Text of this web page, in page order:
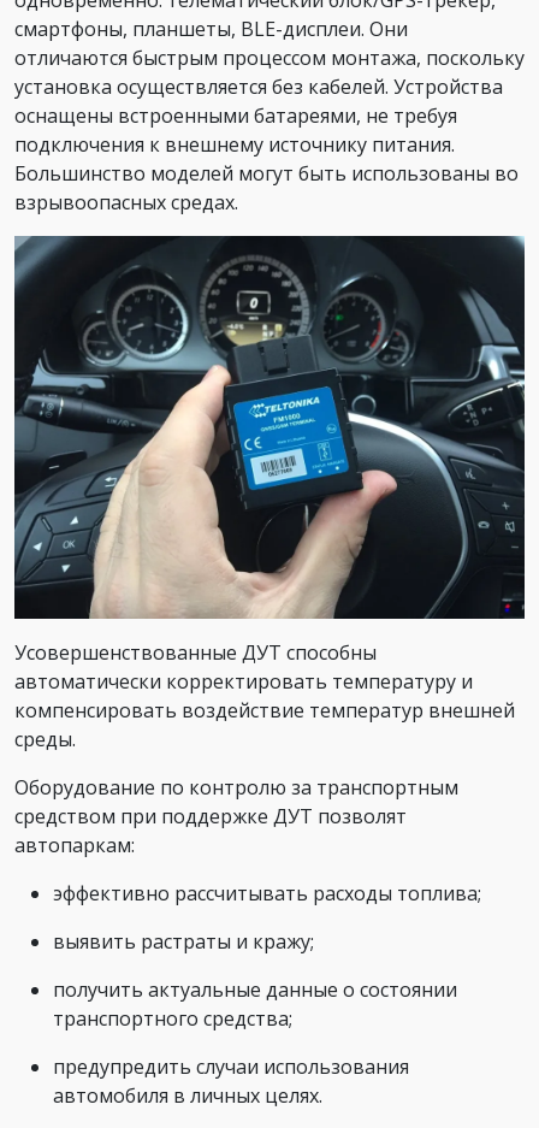
смартфоны, планшеты, BLE-дисплеи. Они
отличаются быстрым процессом монтажа, поскольку
установка осуществляется без кабелей. Устройства
оснащены встроенными батареями, не требуя
подключения к внешнему источнику питания.
Большинство моделей могут быть использованы во
взрывоопасных средах.
Усовершенствованные ДУТ способны
автоматически корректировать температуру и
компенсировать воздействие температур внешней
среды.
Оборудование по контролю за транспортным
средством при поддержке ДУТ позволят
автопаркам:
эффективно рассчитывать расходы топлива;
выявить растраты и кражу;
получить актуальные данные о состоянии
транспортного средства;
предупредить случаи использования
автомобиля в личных целях.